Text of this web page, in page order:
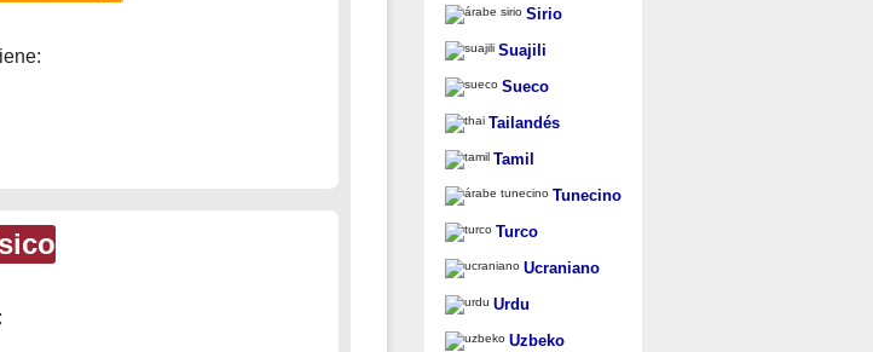
Sirio
Suajili
Sueco
Tailandés
Tamil
Tunecino
Turco
Ucraniano
Urdu
Uzbeko